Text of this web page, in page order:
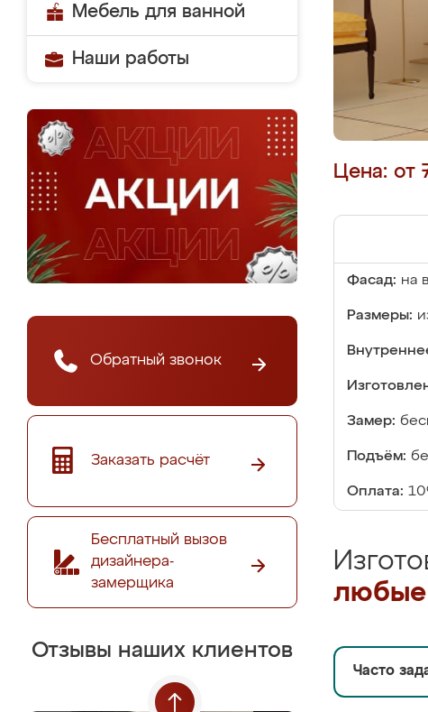
Мебель для ванной
Наши работы
Обратный звонок
Заказать расчёт
Бесплатный вызов
дизайнера-
замерщика
Отзывы наших клиентов
Цена: от
Фасад: на
Размеры:
Замер:
Подъём:
Оплата:
любые
Часто